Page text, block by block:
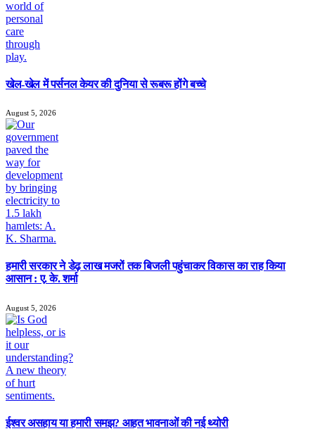
खेल-खेल में पर्सनल केयर की दुनिया से रूबरू होंगे बच्चे
August 5, 2026
हमारी सरकार ने डेढ़ लाख मजरों तक बिजली पहुंचाकर विकास का राह किया
आसान : ए. के. शर्मा
August 5, 2026
ईश्वर असहाय या हमारी समझ? आहत भावनाओं की नई थ्योरी